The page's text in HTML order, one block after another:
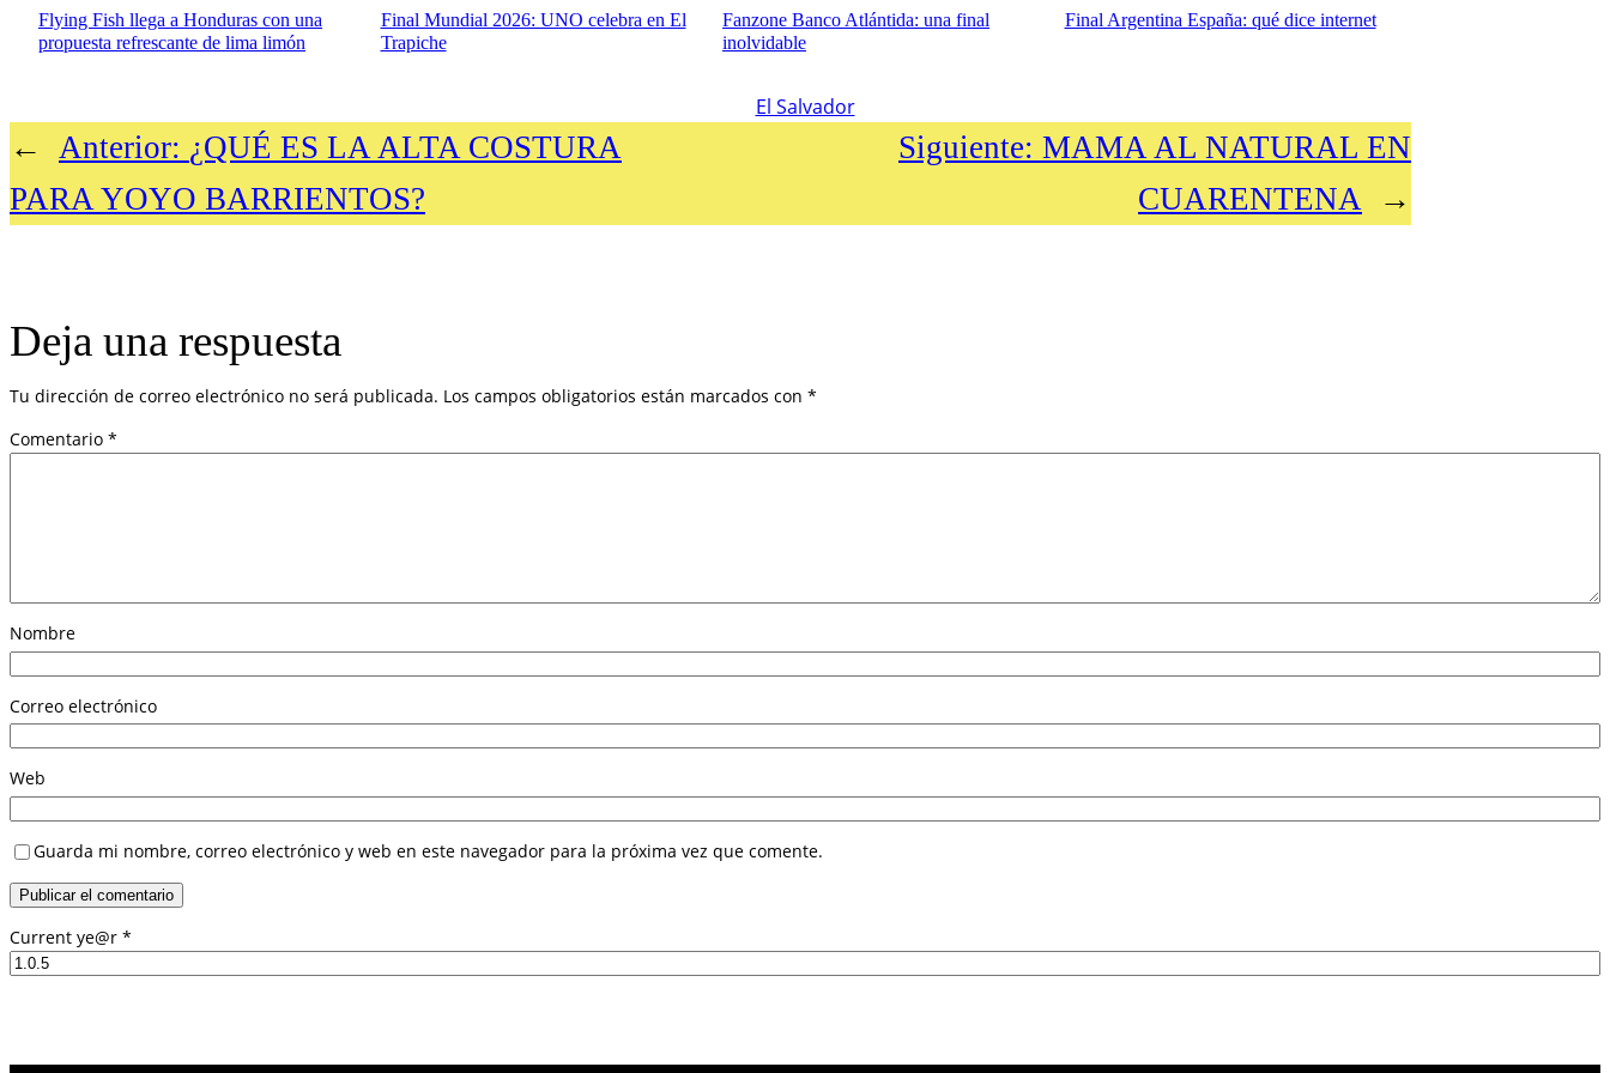
Flying Fish llega a Honduras con una
propuesta refrescante de lima limón
Final Mundial 2026: UNO celebra en El
Trapiche
Fanzone Banco Atlántida: una final
inolvidable
Final Argentina España: qué dice internet
El Salvador
← Anterior: ¿QUÉ ES LA ALTA COSTURA
PARA YOYO BARRIENTOS?
Siguiente: MAMA AL NATURAL EN
CUARENTENA
→
Deja una respuesta
Tu dirección de correo electrónico no será publicada. Los campos obligatorios están marcados con *
Comentario *
Nombre
Correo electrónico
Web
Guarda mi nombre, correo electrónico y web en este navegador para la próxima vez que comente.
Current ye@r *